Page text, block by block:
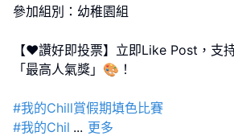
參加組別：幼稚園組
【❤️讚好即投票】立即Like Post，支
「最高人氣獎」🎨！
#我的Chill賞假期填色比賽
#我的Chil ... 更多